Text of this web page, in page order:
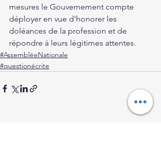
mesures le Gouvernement compte
déployer en vue d'honorer les
doléances de la profession et de
répondre à leurs légitimes attentes.
#AssembléeNationale
#questionécrite